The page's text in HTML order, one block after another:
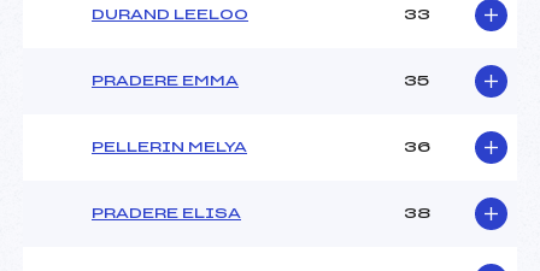
DURAND LEELOO 33
PRADERE EMMA 35
PELLERIN MELYA 36
PRADERE ELISA 38